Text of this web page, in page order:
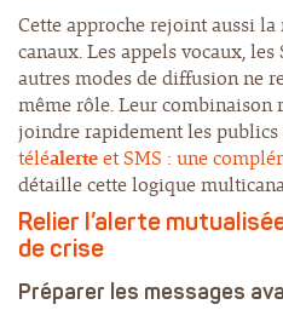
Cette approche rejoint aussi la
canaux. Les appels vocaux,
autres modes de diffusion ne
même rôle. Leur combinaison
joindre rapidement les publics
téléalerteet SMS : une
détaille cette logique
Relier l’alerte
de crise
Préparer les messages